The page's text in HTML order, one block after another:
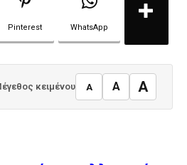
Pinterest WhatsApp
κειμένου A A A